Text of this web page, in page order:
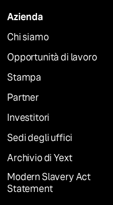
Azienda
Chi siamo
Opportunità di lavoro
Stampa
Partner
Investitori
Sedi degli uffici
Archivio di Yext
Modern Slavery Act
Statement